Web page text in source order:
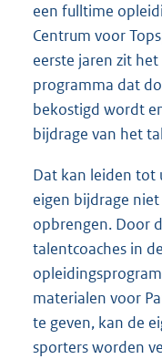
een fulltime
Centrum voor
eerste jaren zit
programma dat
bekostigd wordt
bijdrage van het
Dat kan leiden tot
eigen bijdrage
opbrengen. Door
talentcoaches in
materialen voor
te geven, kan de
sporters worden